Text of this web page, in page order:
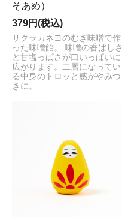
そあめ）
379円(税込)
サクラカネヨのむぎ味噌で作
った味噌飴。 味噌の香ばしさ
と甘塩っぱさが口いっぱいに
広がります。二層になってい
る中身のトロッと感がやみつ
きに。